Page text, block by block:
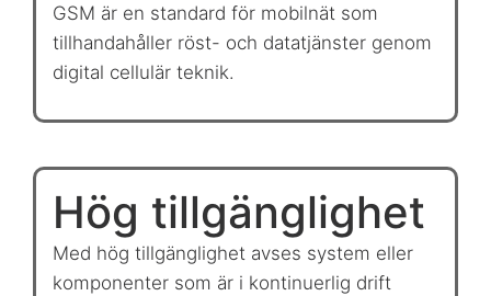
GSM är en standard för mobilnät som
tillhandahåller röst- och datatjänster genom
digital cellulär teknik.
Hög tillgänglighet
Med hög tillgänglighet avses system eller
komponenter som är i kontinuerlig drift